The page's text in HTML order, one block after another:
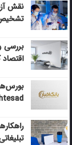
نقش
تشخیص
اقتصاد
تبلیغاتی